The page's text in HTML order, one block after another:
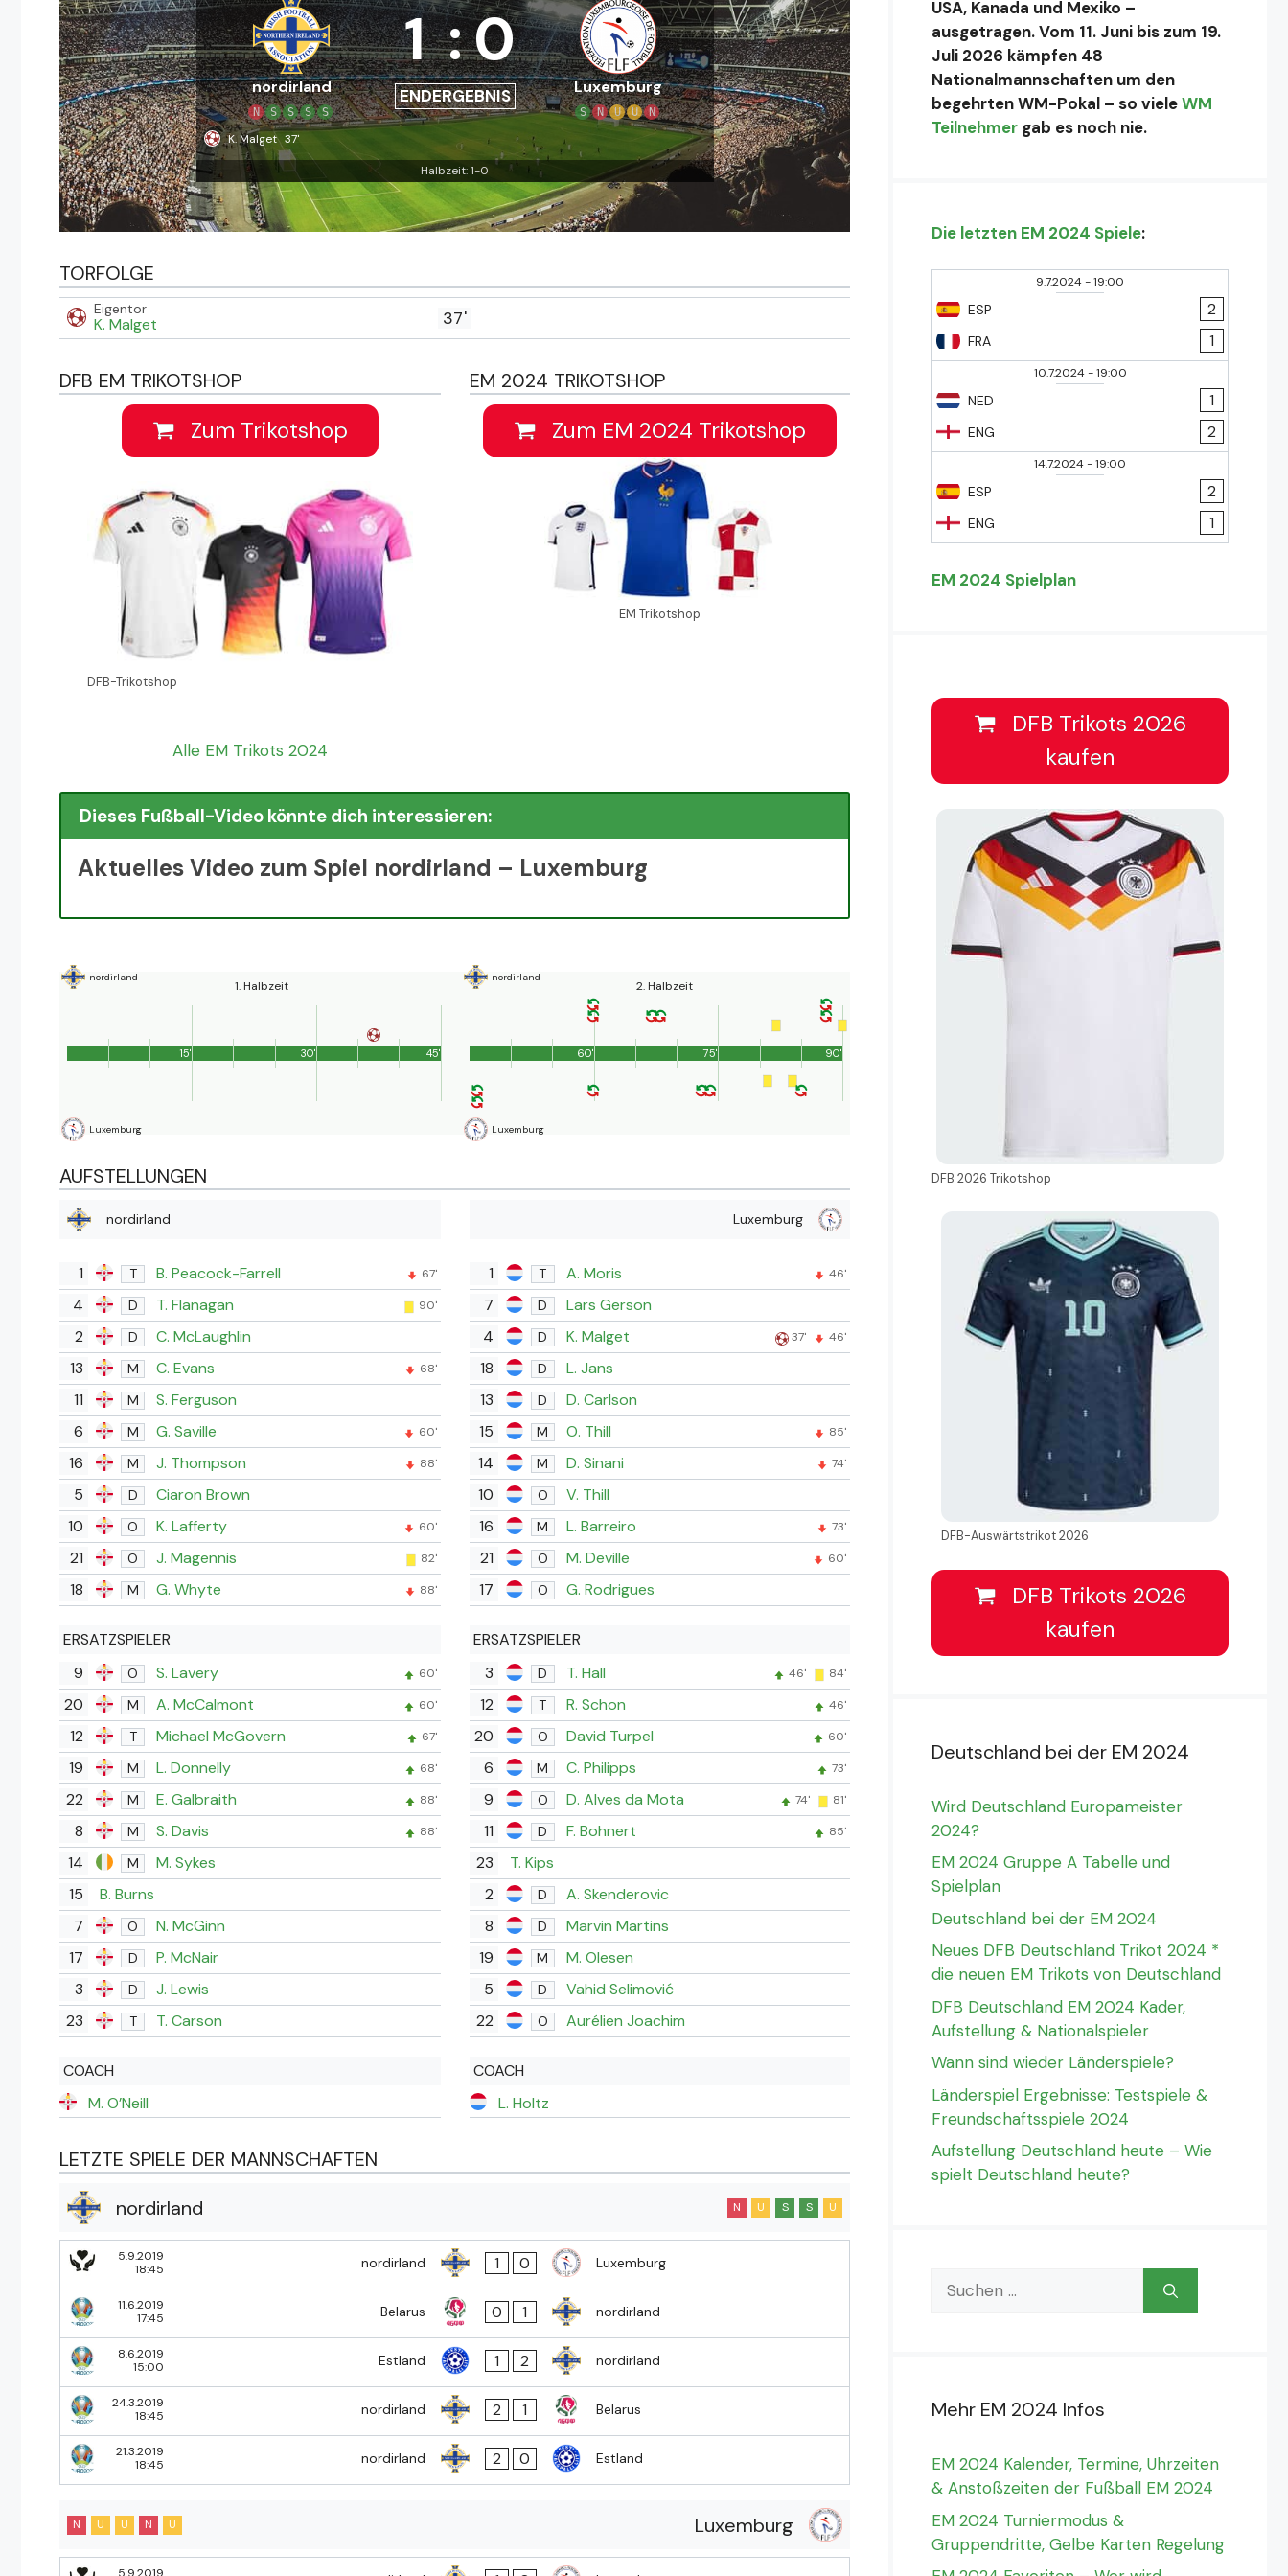
nordirland
N S S S S
1 :0
ENDERGEBNIS Luxemburg
S N U U N
K. Malget 37'
Halbzeit: 1-0
TORFOLGE
Eigentor
K. Malget 37'
DFB EM TRIKOTSHOP
Zum Trikotshop
DFB-Trikotshop
Alle EM Trikots 2024
EM 2024 TRIKOTSHOP
Zum EM 2024 Trikotshop
EM Trikotshop
Dieses Fußball-Video könnte dich interessieren:
Aktuelles Video zum Spiel nordirland – Luxemburg
nordirland
1. Halbzeit
Luxemburg
45'
15' 30'
nordirland
2. Halbzeit
Luxemburg
90'
60' 75'
AUFSTELLUNGEN
nordirland
1 T B. Peacock-Farrell 67'
4 D T. Flanagan 90'
2 D
C. McLaughlin
13
M C. Evans 68'
11 M
S. Ferguson
6
M G. Saville 60'
16 M J. Thompson 88'
5 D
Ciaron Brown
10
O K. Lafferty 60'
21 O J. Magennis 82'
18 M G. Whyte 88'
ERSATZSPIELER
9
O S. Lavery 60'
20 M A. McCalmont 60'
12 T Michael McGovern 67'
19 M L. Donnelly 68'
22 M E. Galbraith 88'
8 M S. Davis 88'
14 M
M. Sykes
15
B. Burns
7
O
N. McGinn
17
D
P. McNair
3
D
J. Lewis
23
T T. Carson
COACH
M. O’Neill
Luxemburg
1 T A. Moris 46'
7 D
Lars Gerson
4
D K. Malget 37' 46'
18 D
L. Jans
13
D
D. Carlson
15
M O. Thill 85'
14 M D. Sinani 74'
10 O
V. Thill
16
M L. Barreiro 73'
21 O M. Deville 60'
17 O G. Rodrigues
ERSATZSPIELER
3
D T. Hall 46' 84'
12 T R. Schon 46'
20 O David Turpel 60'
6 M C. Philipps 73'
9 O D. Alves da Mota 74' 81'
11 D F. Bohnert 85'
23
T. Kips
2
D
A. Skenderovic
8
D
Marvin Martins
19
M
M. Olesen
5
D
Vahid Selimović
22
O Aurélien Joachim
COACH
L. Holtz
LETZTE SPIELE DER MANNSCHAFTEN
nordirland
N U S S U
5.9.2019
18:45
nordirland 1 0 Luxemburg
11.6.2019
17:45
Belarus 0 1 nordirland
8.6.2019
15:00
Estland 1 2 nordirland
24.3.2019
18:45
nordirland 2 1 Belarus
21.3.2019
18:45
nordirland 2 0 Estland
Luxemburg
N U U N U
USA, Kanada und Mexiko –
ausgetragen. Vom 11. Juni bis zum 19.
Juli 2026 kämpfen 48
Nationalmannschaften um den
begehrten WM-Pokal – so vieleWM
Teilnehmer gab es noch nie.
Die letzten EM 2024 Spiele:
9.7.2024-19:00
ESP
FRA
2
1
10.7.2024-19:00
NED
ENG
1
2
14.7.2024-19:00
ESP
ENG
2
1
EM 2024 Spielplan
DFB Trikots 2026
kaufen
DFB 2026 Trikotshop
DFB-Auswärtstrikot 2026
DFB Trikots 2026
kaufen
Deutschland bei der EM 2024
Wird Deutschland Europameister
2024?
EM 2024 Gruppe A Tabelle und
Spielplan
Deutschland bei der EM 2024
Neues DFB Deutschland Trikot 2024 *
die neuen EM Trikots von Deutschland
DFB Deutschland EM 2024 Kader,
Aufstellung & Nationalspieler
Wann sind wieder Länderspiele?
Länderspiel Ergebnisse: Testspiele &
Freundschaftsspiele 2024
Aufstellung Deutschland heute – Wie
spielt Deutschland heute?
Suchen
nach:
Mehr EM 2024 Infos
EM 2024 Kalender, Termine, Uhrzeiten
& Anstoßzeiten der Fußball EM 2024
EM 2024 Turniermodus &
Gruppendritte, Gelbe Karten Regelung